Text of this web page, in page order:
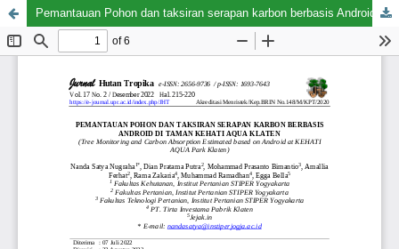
Pemantauan Pohon dan taksiran serapan karbon berbasis Android di Taman KEHATI AQUA Klaten